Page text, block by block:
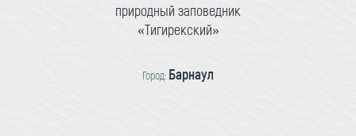
природный заповедник
«Тигирекский»
Город: Барнаул